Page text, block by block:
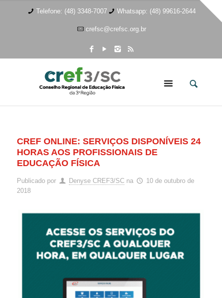
Telefone: (48) 3348-7007 Whatsapp: (48) 99616-2644
crefsc@crefsc.org.br
CREF ONLINE: SERVIÇOS DISPONÍVEIS 24
HORAS AOS PROFISSIONAIS DE
EDUCAÇÃO FÍSICA
Publicado por Denyse CREF3/SC na
10 de outubro de
2018